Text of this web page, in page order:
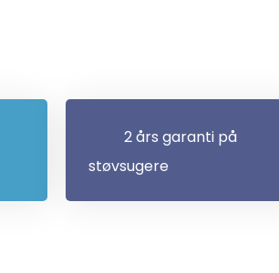
2 års garanti på
støvsugere